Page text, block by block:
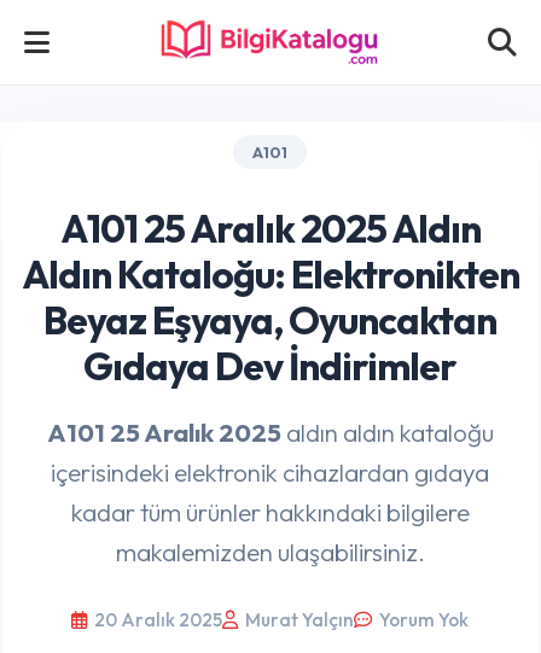
A101
A101 25 Aralık 2025 Aldın
Aldın Kataloğu: Elektronikten
Beyaz Eşyaya, Oyuncaktan
Gıdaya Dev İndirimler
A101 25 Aralık 2025aldın aldın kataloğu
içerisindeki elektronik cihazlardan gıdaya
kadar tüm ürünler hakkındaki bilgilere
makalemizden ulaşabilirsiniz.
20 Aralık 2025 Murat Yalçın Yorum Yok